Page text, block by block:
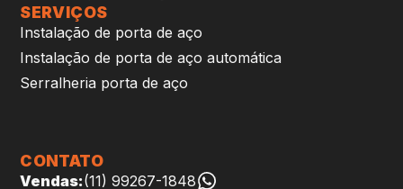
SERVIÇOS
Instalação de porta de aço
Instalação de porta de aço automática
Serralheria porta de aço
CONTATO
Vendas:(11) 99267-1848